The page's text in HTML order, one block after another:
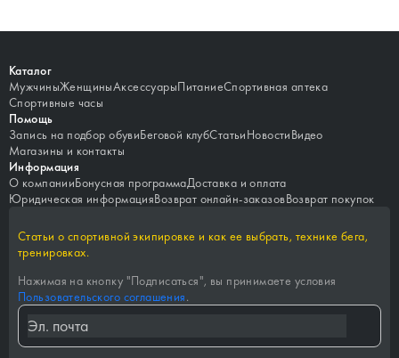
Каталог
МужчиныЖенщиныАксессуарыПитаниеСпортивная аптека
Спортивные часы
Помощь
Запись на подбор обувиБеговой клубСтатьиНовостиВидео
Магазины и контакты
Информация
О компанииБонусная программаДоставка и оплата
Юридическая информацияВозврат онлайн-заказовВозврат покупок
Статьи о спортивной экипировке и как ее выбрать, технике бега,
тренировках.
Нажимая на кнопку "Подписаться", вы принимаете условия
Пользовательского соглашения.